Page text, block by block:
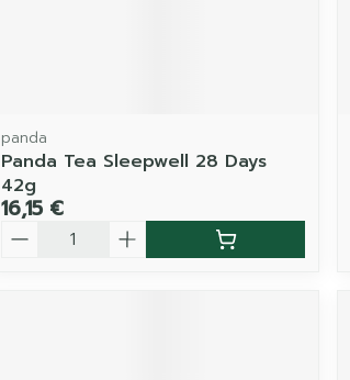
panda
Panda Tea Sleepwell 28 Days
42g
16,15 €
Quantité